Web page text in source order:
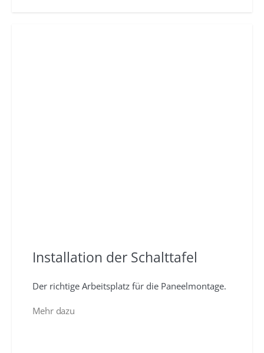
Installation der Schalttafel
Der richtige Arbeitsplatz für die Paneelmontage.
Mehr dazu